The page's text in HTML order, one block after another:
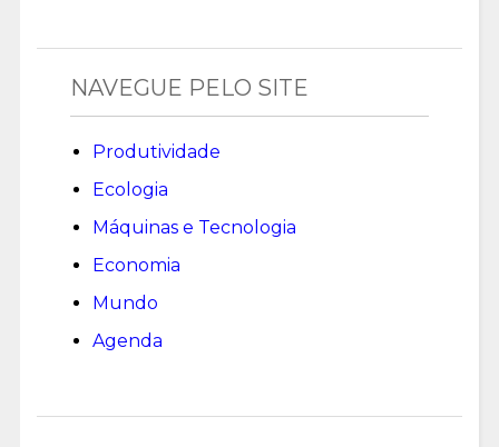
NAVEGUE PELO SITE
Produtividade
Ecologia
Máquinas e Tecnologia
Economia
Mundo
Agenda